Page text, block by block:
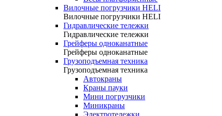
Вилочные погрузчики HELI
Вилочные погрузчики HELI
Гидравлические тележки
Гидравлические тележки
Грейферы одноканатные
Грейферы одноканатные
Грузоподъемная техника
Грузоподъемная техника
Автокраны
Краны пауки
Мини погрузчики
Миникраны
Электротележки